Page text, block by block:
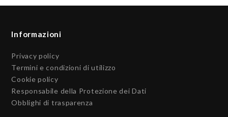
Informazioni
Privacy policy
Termini e condizioni di utilizzo
Cookie policy
Responsabile della Protezione dei Dati
Obblighi di trasparenza